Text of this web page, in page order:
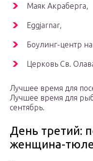
Маяк Акраберга,
Eggjarnar,
Боулинг-центр
Церковь Св.
Лучшее время для
Лучшее время для
сентябрь.
День третий:
женщина-